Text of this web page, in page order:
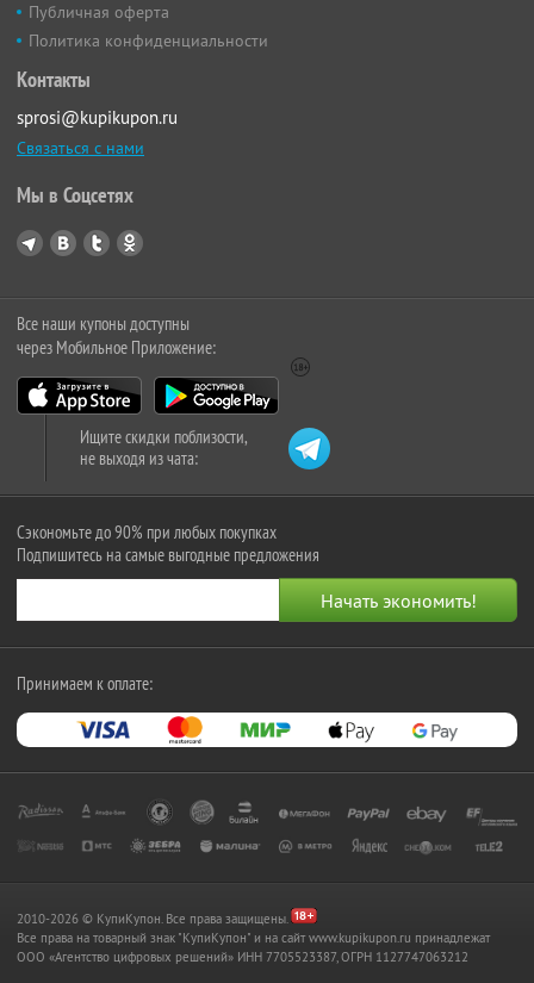
Публичная оферта
Политика конфиденциальности
Контакты
sprosi@kupikupon.ru
Связаться с нами
Мы в Соцсетях
Все наши купоны доступны
через Мобильное Приложение:
Ищите скидки поблизости,
не выходя из чата:
Сэкономьте до 90% при любых покупках
Подпишитесь на самые выгодные предложения
Принимаем к оплате:
2010-2026 © КупиКупон. Все права защищены.
Все права на товарный знак "КупиКупон" и на сайт www.kupikupon.ru принадлежат
OOO «Агентство цифровых решений» ИНН 7705523387, ОГРН 1127747063212